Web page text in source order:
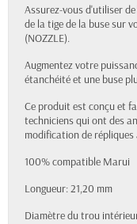
Assurez-vous d'utiliser
de la tige de la buse sur
(NOZZLE).
Augmentez votre
étanchéité et une buse
Ce produit est conçu et
techniciens qui ont des
modification de
100% compatible Marui
Longueur: 21,20 mm
Diamètre du trou